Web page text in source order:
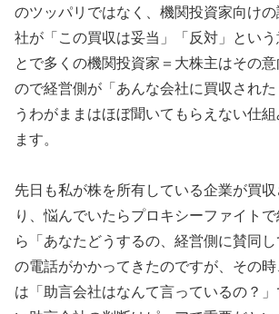
のツッパリではなく、機関投資家向け
社が「この買収は妥当」「反対」という
とで多くの機関投資家＝大株主はその
ので経営側が「あんな会社に買収され
うわがままはほぼ聞いてもらえない仕組
ます。
先日も私が株を所有している企業が買
り、悩んでいたらプロキシーファイト
ら「あなたどうするの、経営側に賛同
の電話がかかってきたのですが、その
は「助言会社はなんて言っているの？